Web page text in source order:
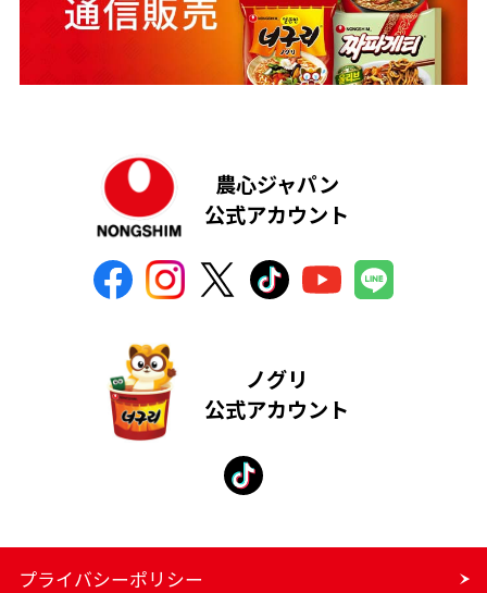
農心ジャパン
公式アカウント
ノグリ
公式アカウント
プライバシーポリシー